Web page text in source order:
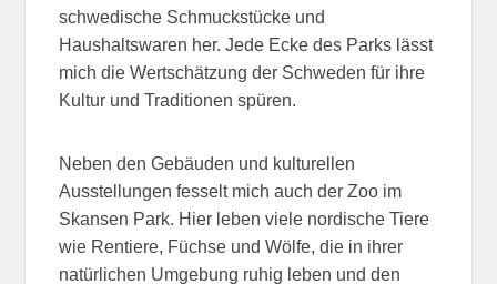
schwedische Schmuckstücke und
Haushaltswaren her. Jede Ecke des Parks lässt
mich die Wertschätzung der Schweden für ihre
Kultur und Traditionen spüren.
Neben den Gebäuden und kulturellen
Ausstellungen fesselt mich auch der Zoo im
Skansen Park. Hier leben viele nordische Tiere
wie Rentiere, Füchse und Wölfe, die in ihrer
natürlichen Umgebung ruhig leben und den